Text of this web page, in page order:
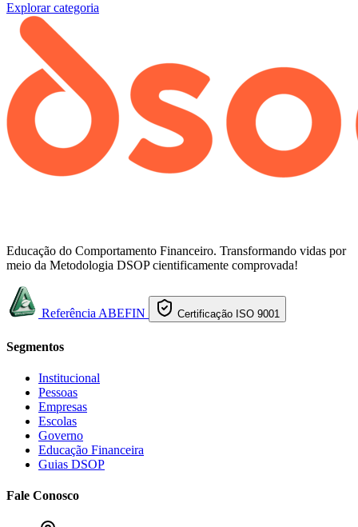
Explorar categoria
Educação do Comportamento Financeiro. Transformando vidas por
meio da Metodologia DSOP cientificamente comprovada!
Referência ABEFIN Certificação ISO 9001
Segmentos
Institucional
Pessoas
Empresas
Escolas
Governo
Educação Financeira
Guias DSOP
Fale Conosco